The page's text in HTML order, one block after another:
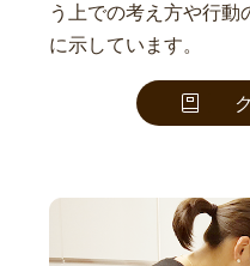
う上での考え方や行動
に示しています。